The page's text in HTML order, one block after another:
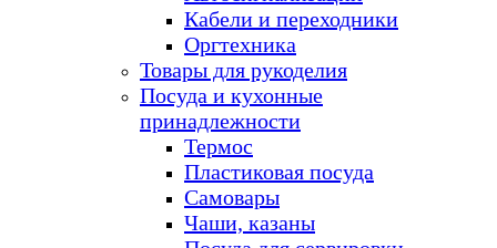
Кабели и переходники
Оргтехника
Товары для рукоделия
Посуда и кухонные
принадлежности
Термос
Пластиковая посуда
Самовары
Чаши, казаны